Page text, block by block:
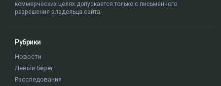
коммерческих целях допускается только с письменного
разрешения владельца сайта.
Рубрики
Новости
Левый берег
Расследования